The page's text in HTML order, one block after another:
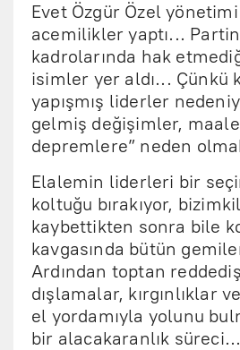
Evet Özgür Özel
acemilikler yaptı...
kadrolarında hak
isimler yer aldı... Çünkü
yapışmış liderler
gelmiş değişimler,
depremlere” neden
Elalemin liderleri bir
koltuğu bırakıyor,
kaybettikten sonra bile
kavgasında bütün
Ardından toptan
dışlamalar, kırgınlıklar
el yordamıyla yolunu
bir alacakaranlık süreci...